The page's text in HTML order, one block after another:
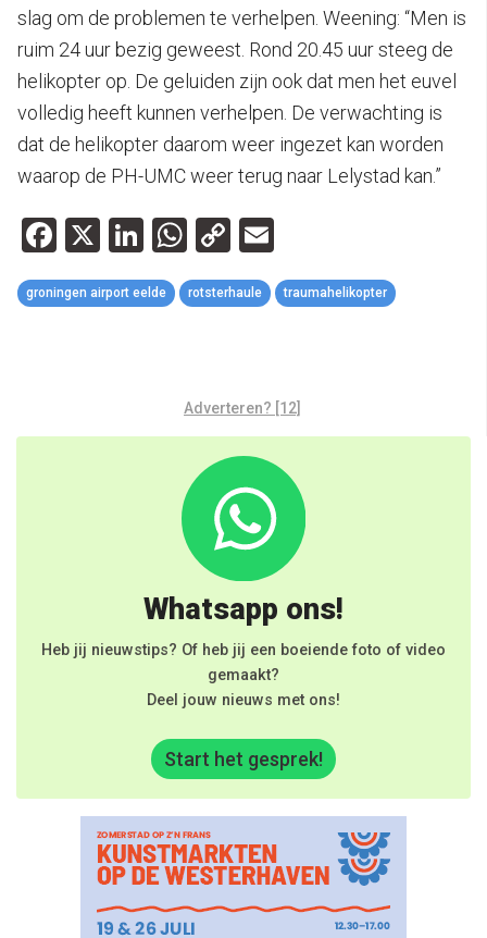
slag om de problemen te verhelpen. Weening: “Men is
ruim 24 uur bezig geweest. Rond 20.45 uur steeg de
helikopter op. De geluiden zijn ook dat men het euvel
volledig heeft kunnen verhelpen. De verwachting is
dat de helikopter daarom weer ingezet kan worden
waarop de PH-UMC weer terug naar Lelystad kan.”
Facebook
X LinkedIn
WhatsApp
Copy
Link
groningen airport eelde rotsterhaule traumahelikopter
Adverteren? [12]
Whatsapp ons!
Heb jij nieuwstips? Of heb jij een boeiende foto of video
gemaakt?
Deel jouw nieuws met ons!
Start het gesprek!